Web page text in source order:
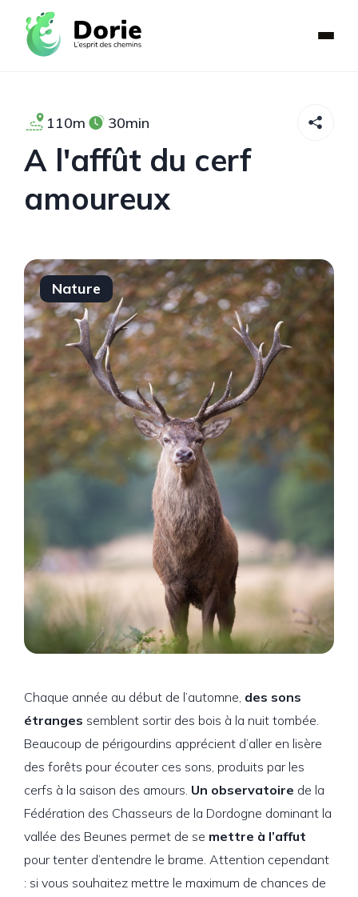
110m 30min
A l'affût du cerf
amoureux
Nature
Chaque année au début de l’automne, des sons
étranges semblent sortir des bois à la nuit tombée.
Beaucoup de périgourdins apprécient d’aller en lisère
des forêts pour écouter ces sons, produits par les
cerfs à la saison des amours. Un observatoire de la
Fédération des Chasseurs de la Dordogne dominant la
vallée des Beunes permet de se mettre à l’affut
pour tenter d’entendre le brame. Attention cependant
: si vous souhaitez mettre le maximum de chances de